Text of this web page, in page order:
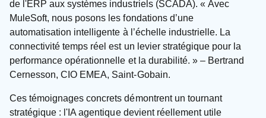
de l'ERP aux systèmes industriels (SCADA). « Avec
MuleSoft, nous posons les fondations d’une
automatisation intelligente à l’échelle industrielle. La
connectivité temps réel est un levier stratégique pour la
performance opérationnelle et la durabilité. » – Bertrand
Cernesson, CIO EMEA, Saint-Gobain.
Ces témoignages concrets démontrent un tournant
stratégique : l'IA agentique devient réellement utile